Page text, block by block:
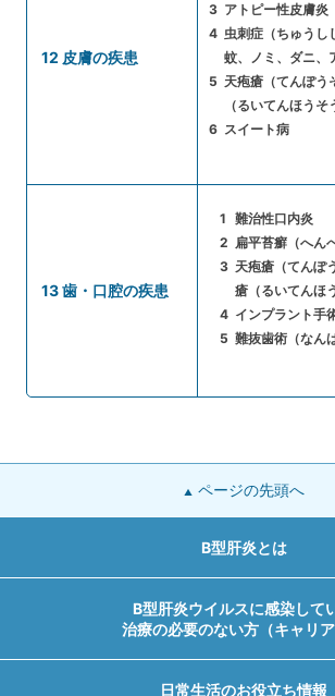
12 皮膚の疾患
アトピー性皮膚炎
虫刺症（ちゅうし
蚊、ノミ、ダニ、
天疱瘡（てんぽう
（るいてんほうそ
スイート病
13 歯・口腔の疾患
難治性口内炎
扁平苔癬（へん
天疱瘡（てんぽ
瘡（るいてんほ
インプラント手
難抜歯術（なん
ページの先頭へ
B型肝炎とは
B型肝炎ウイルスに感染して
治療の必要のない方（キャリ
日常生活のお役立ち情報